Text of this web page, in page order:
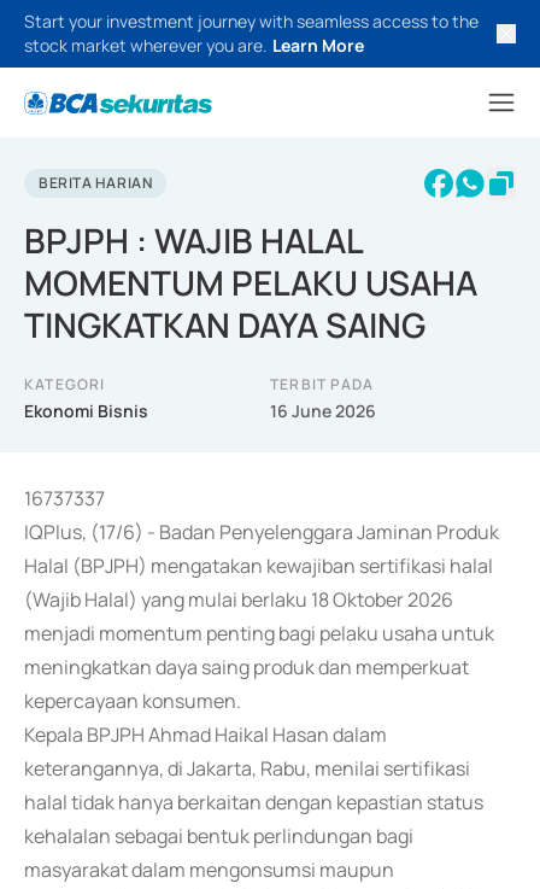
Start your investment journey with seamless access to the
stock market wherever you are. Learn More
BERITA HARIAN
BPJPH : WAJIB HALAL
MOMENTUM PELAKU USAHA
TINGKATKAN DAYA SAING
KATEGORI
Ekonomi Bisnis
TERBIT PADA
16 June 2026
16737337
IQPlus, (17/6) - Badan Penyelenggara Jaminan Produk
Halal (BPJPH) mengatakan kewajiban sertifikasi halal
(Wajib Halal) yang mulai berlaku 18 Oktober 2026
menjadi momentum penting bagi pelaku usaha untuk
meningkatkan daya saing produk dan memperkuat
kepercayaan konsumen.
Kepala BPJPH Ahmad Haikal Hasan dalam
keterangannya, di Jakarta, Rabu, menilai sertifikasi
halal tidak hanya berkaitan dengan kepastian status
kehalalan sebagai bentuk perlindungan bagi
masyarakat dalam mengonsumsi maupun